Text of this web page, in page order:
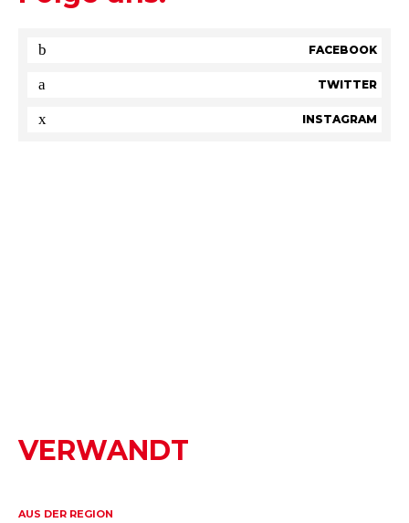
FACEBOOK
TWITTER
INSTAGRAM
VERWANDT
AUS DER REGION